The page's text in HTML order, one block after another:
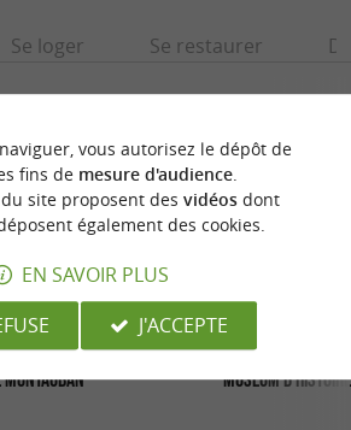
Se loger Se restaurer
Montauban Muséum
vous autorisez le dépôt de
fins de mesure d'audience.
site proposent des vidéosdont
également des cookies.
EN SAVOIR PLUS
J'ACCEPTE